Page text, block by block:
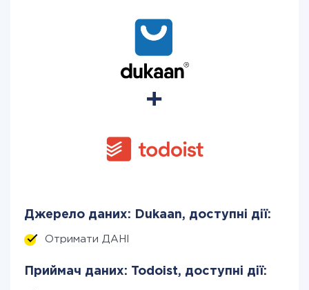
Джерело даних: Dukaan, доступні дії:
Отримати ДАНІ
Приймач даних: Todoist, доступні дії: